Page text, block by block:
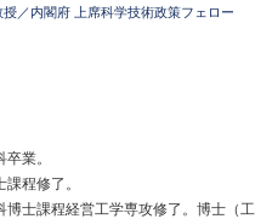
／内閣府 上席科学技術政策フェロー
業。
程修了。
士課程経営工学専攻修了。博士（工